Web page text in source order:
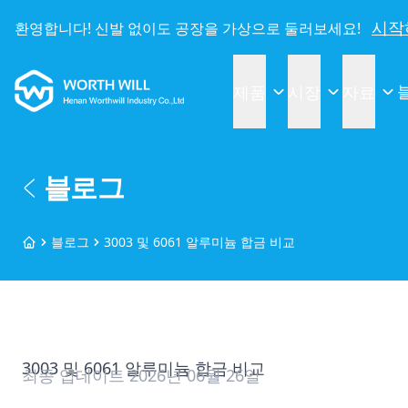
환영합니다! 신발 없이도 공장을 가상으로 둘러보세요! 시작
Worthwill
블로그
홈 블로그 3003 및 6061 알루미늄 합금 비교
3003 및 6061 알루미늄 합금 비교
최종 업데이트2026년 06월 26일